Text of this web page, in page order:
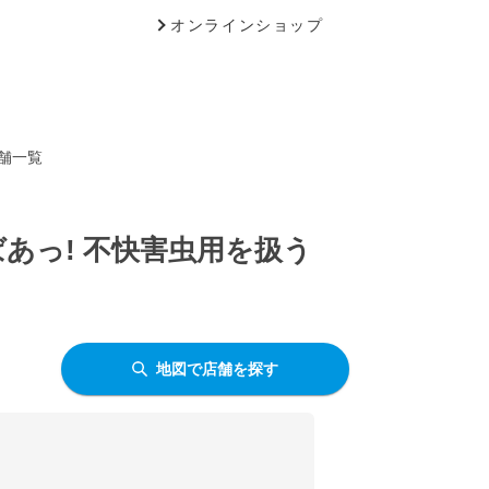
オンラインショップ
一覧
っ! 不快害虫用を扱う
地図で店舗を探す